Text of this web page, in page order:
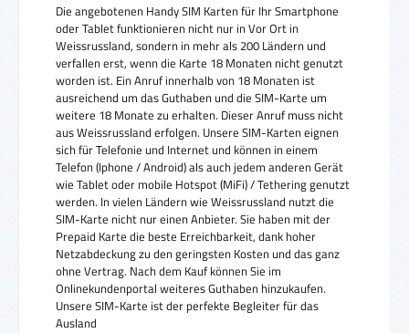
Die angebotenen Handy SIM Karten für Ihr Smartphone
oder Tablet funktionieren nicht nur in Vor Ort in
Weissrussland, sondern in mehr als 200 Ländern und
verfallen erst, wenn die Karte 18 Monaten nicht genutzt
worden ist. Ein Anruf innerhalb von 18 Monaten ist
ausreichend um das Guthaben und die SIM-Karte um
weitere 18 Monate zu erhalten. Dieser Anruf muss nicht
aus Weissrussland erfolgen. Unsere SIM-Karten eignen
sich für Telefonie und Internet und können in einem
Telefon (Iphone / Android) als auch jedem anderen Gerät
wie Tablet oder mobile Hotspot (MiFi) / Tethering genutzt
werden. In vielen Ländern wie Weissrussland nutzt die
SIM-Karte nicht nur einen Anbieter. Sie haben mit der
Prepaid Karte die beste Erreichbarkeit, dank hoher
Netzabdeckung zu den geringsten Kosten und das ganz
ohne Vertrag. Nach dem Kauf können Sie im
Onlinekundenportal weiteres Guthaben hinzukaufen.
Unsere SIM-Karte ist der perfekte Begleiter für das
Ausland